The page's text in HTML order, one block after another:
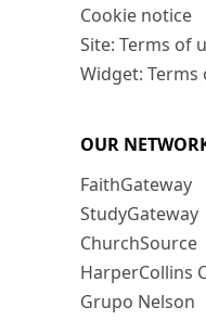
Cookie notice
Site: Terms of
Widget: Terms
OUR
FaithGateway
StudyGateway
ChurchSource
HarperCollins
Grupo Nelson